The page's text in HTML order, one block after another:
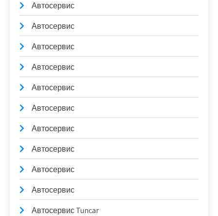
Автосервис
Автосервис
Автосервис
Автосервис
Автосервис
Автосервис
Автосервис
Автосервис
Автосервис
Автосервис
Автосервис Tuncar